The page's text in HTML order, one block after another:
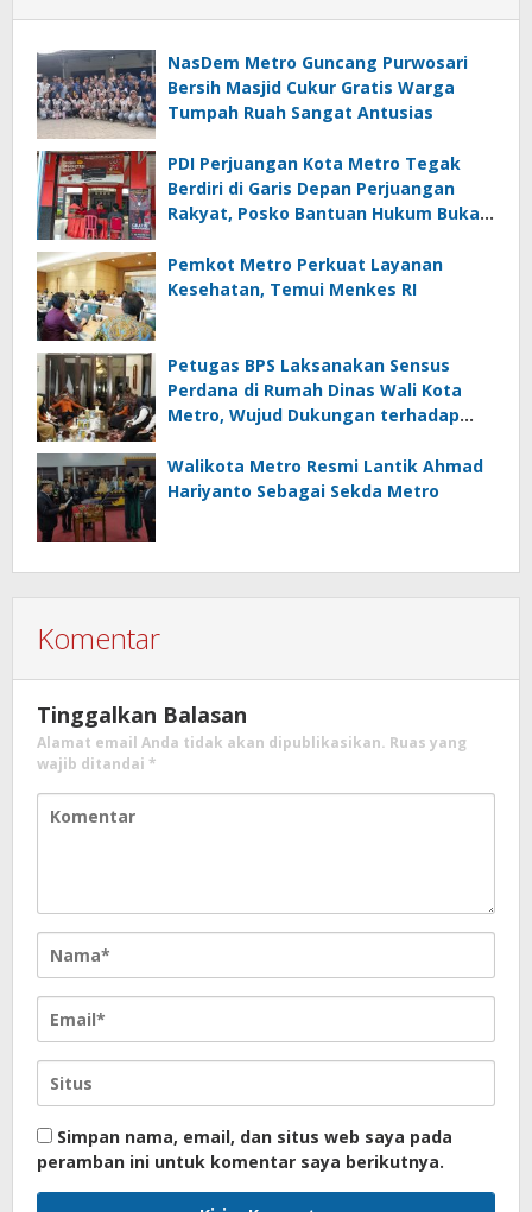
NasDem Metro Guncang Purwosari
Bersih Masjid Cukur Gratis Warga
Tumpah Ruah Sangat Antusias
PDI Perjuangan Kota Metro Tegak
Berdiri di Garis Depan Perjuangan
Rakyat, Posko Bantuan Hukum Buka
Pemkot Metro Perkuat Layanan
Kesehatan, Temui Menkes RI
Petugas BPS Laksanakan Sensus
Perdana di Rumah Dinas Wali Kota
Metro, Wujud Dukungan terhadap
Walikota Metro Resmi Lantik Ahmad
Hariyanto Sebagai Sekda Metro
Komentar
Tinggalkan Balasan
Alamat email Anda tidak akan dipublikasikan. Ruas yang
wajib ditandai *
Simpan nama, email, dan situs web saya pada
peramban ini untuk komentar saya berikutnya.